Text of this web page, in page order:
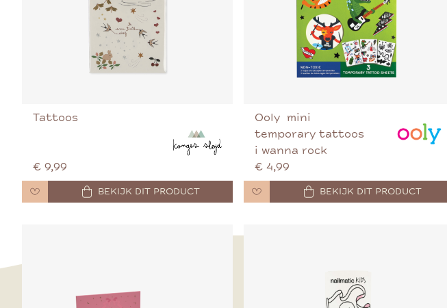
Tattoos
€ 9,99
BEKIJK DIT PRODUCT
Ooly  mini
temporary tattoos 
i wanna rock
€ 4,99
BEKIJK DIT PRODUCT